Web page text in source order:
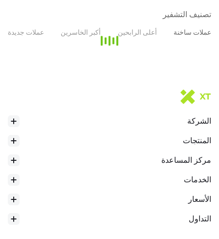
تصنيف التشفير
عملات ساخنة أعلى الرابحين أكبر الخاسرين عملات جديدة
الشركة
المنتجات
مركز المساعدة
الخدمات
الأسعار
التداول